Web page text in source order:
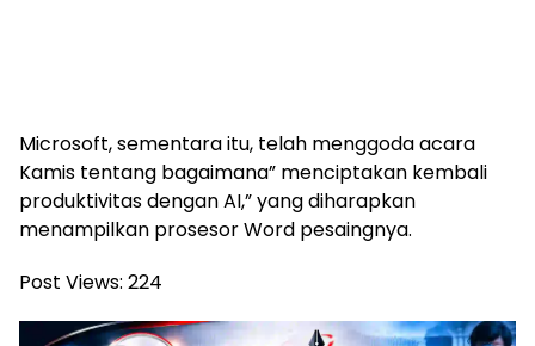
Microsoft, sementara itu, telah menggoda acara
Kamis tentang bagaimana” menciptakan kembali
produktivitas dengan AI,” yang diharapkan
menampilkan prosesor Word pesaingnya.
Post Views: 224